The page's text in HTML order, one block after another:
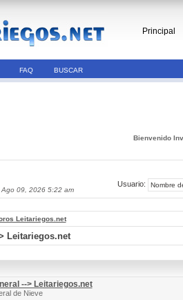
Principal
FAQ BUSCAR
Bienvenido
09, 2026 5:22 am
Usuario:
Leitariegos.net
Leitariegos.net
--> Leitariegos.net
de Nieve